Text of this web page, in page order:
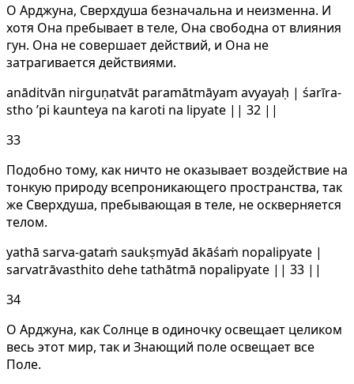
О Арджуна, Сверхдуша безначальна и неизменна. И
хотя Она пребывает в теле, Она свободна от влияния
гун. Она не совершает действий, и Она не
затрагивается действиями.
anāditvān nirguṇatvāt paramātmāyam avyayaḥ | śarīra-
stho ’pi kaunteya na karoti na lipyate || 32 ||
33
Подобно тому, как ничто не оказывает воздействие на
тонкую природу всепроникающего пространства, так
же Сверхдуша, пребывающая в теле, не оскверняется
телом.
yathā sarva-gataṁ saukṣmyād ākāśaṁ nopalipyate |
sarvatrāvasthito dehe tathātmā nopalipyate || 33 ||
34
О Арджуна, как Солнце в одиночку освещает целиком
весь этот мир, так и Знающий поле освещает все
Поле.